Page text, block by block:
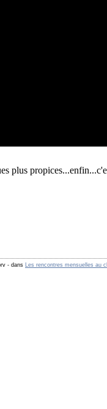
plus
- dans Les rencontres mensuelles au